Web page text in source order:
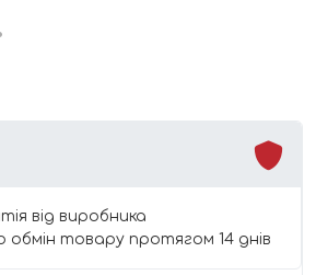
від виробника
обмін товару протягом 14 днів